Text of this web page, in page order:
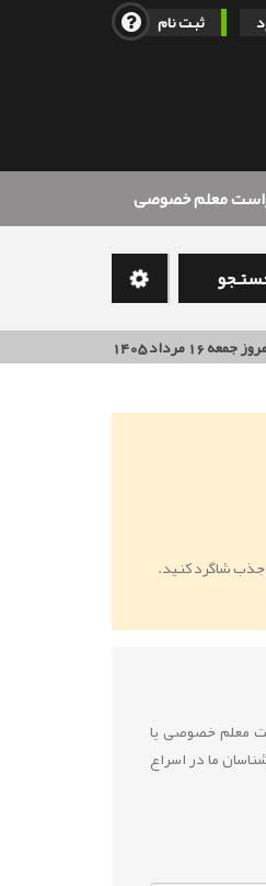
ثبت نام
معلم خصوصی
جمعه 16 مرداد 1405
شاگرد کنید.
معلم خصوصی یا
ما در اسراع